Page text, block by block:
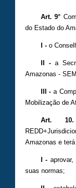
Art. 9°
do Estado do
I -o
II -a
Amazonas -
III - a
Mobilização de
Art. 10.
Amazonas e
I -
suas normas;